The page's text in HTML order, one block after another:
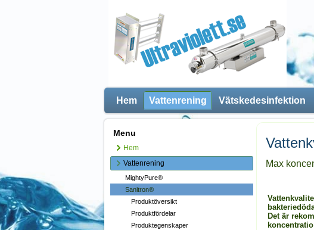
Hem Vattenrening Vätskedesinfektion
Menu
Hem
Vattenrening
MightyPure®
Sanitron®
Produktöversikt
Produktfördelar
Produktegenskaper
Max
Det är